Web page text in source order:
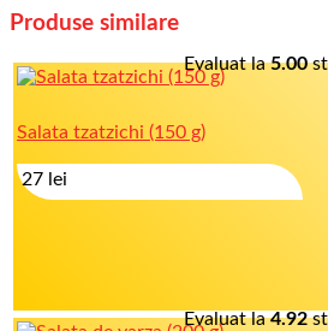
Produse similare
Salata tzatzichi (150 g)
Evaluat la5.00
27 lei
Evaluat la4.92